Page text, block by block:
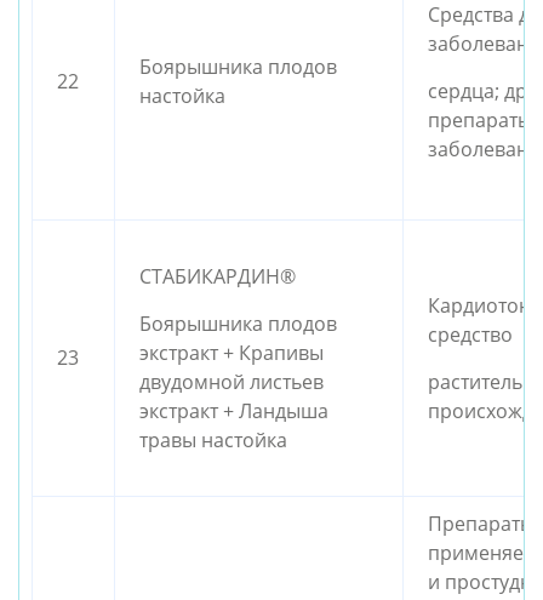
22
Боярышника плодов
настойка
Средства
сердца;
препараты
23
СТАБИКАРДИН®
Боярышника плодов
экстракт + Крапивы
двудомной листьев
экстракт + Ландыша
травы настойка
средство
Препараты,
и